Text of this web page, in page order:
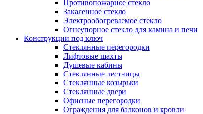
Противопожарное стекло
Закаленное стекло
Электрообогреваемое стекло
Огнеупорное стекло для камина и печи
Конструкции под ключ
Стеклянные перегородки
Лифтовые шахты
Душевые кабины
Cтеклянные лестницы
Cтеклянные козырьки
Cтеклянные двери
Офисные перегородки
Ограждения для балконов и кровли